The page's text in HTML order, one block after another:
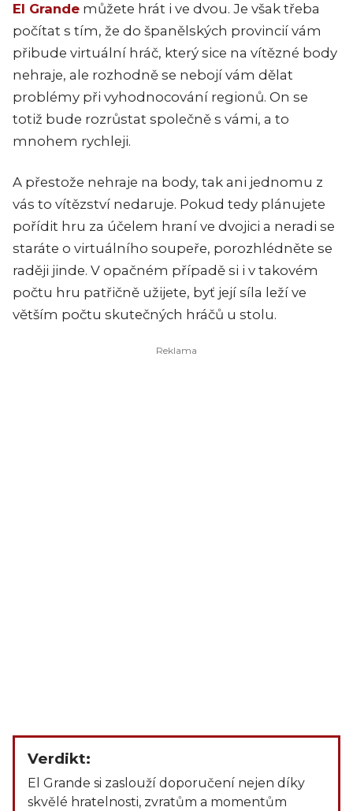
El Grande můžete hrát i ve dvou. Je však třeba
počítat s tím, že do španělských provincií vám
přibude virtuální hráč, který sice na vítězné body
nehraje, ale rozhodně se nebojí vám dělat
problémy při vyhodnocování regionů. On se
totiž bude rozrůstat společně s vámi, a to
mnohem rychleji.
A přestože nehraje na body, tak ani jednomu z
vás to vítězství nedaruje. Pokud tedy plánujete
pořídit hru za účelem hraní ve dvojici a neradi se
staráte o virtuálního soupeře, porozhlédněte se
raději jinde. V opačném případě si i v takovém
počtu hru patřičně užijete, byť její síla leží ve
větším počtu skutečných hráčů u stolu.
Verdikt:
El Grande si zaslouží doporučení nejen díky
skvělé hratelnosti, zvratům a momentům